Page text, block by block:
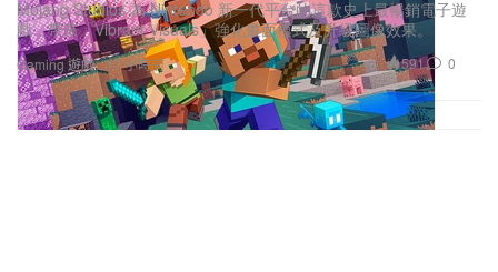
Gaming 遊戲
Mojang Studios 為 Nintendo 新一代平台的這款史上最暢銷電子遊
戲，帶來「Vibrant Visuals」強化畫面模式及升級圖像效果。
17 小時前 591 0